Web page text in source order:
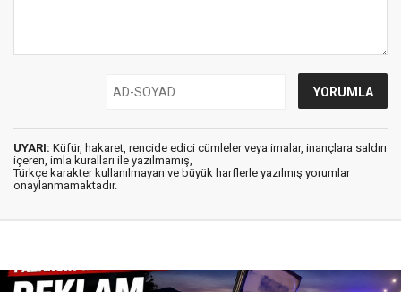
UYARI: Küfür, hakaret, rencide edici cümleler veya imalar, inançlara saldırı
içeren, imla kuralları ile yazılmamış,
Türkçe karakter kullanılmayan ve büyük harflerle yazılmış yorumlar
onaylanmamaktadır.